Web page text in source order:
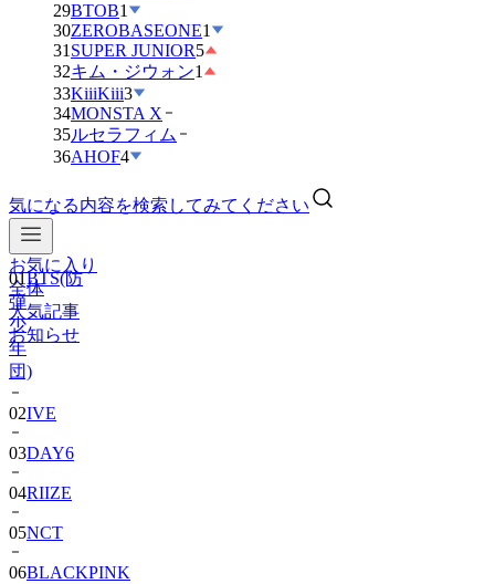
29BTOB1
30ZEROBASEONE1
31 SUPER JUNIOR5
32キム・ジウォン1
33KiiiKiii3
34MONSTA X
35ルセラフィム
36AHOF4
気になる内容を検索してみてください
お気に入り
全体
人気記事
お知らせ
01BTS(防
弾
少
年
団)
02IVE
03DAY6
04RIIZE
05NCT
06BLACKPINK